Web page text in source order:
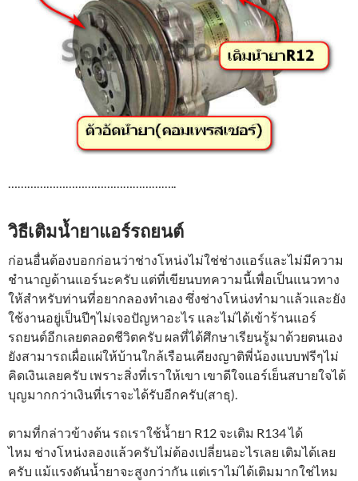
วิธีเติมน้ำยาแอร์รถยนต์
ก่อนอื่นต้องบอกก่อนว่าช่างโหน่งไม่ใช่ช่างแอร์และไม่มีความ
ชำนาญด้านแอร์นะครับ แต่ที่เขียนบทความนี้เพื่อเป็นแนวทาง
ให้สำหรับท่านที่อยากลองทำเอง ซึ่งช่างโหน่งทำมาแล้วและยัง
ใช้งานอยู่เป็นปีๆไม่เจอปัญหาอะไร และไม่ได้เข้าร้านแอร์
รถยนต์อีกเลยตลอดชีวิตครับ ผลที่ได้ศึกษาเรียนรู้มาด้วยตนเอง
ยังสามารถเผื่อแผ่ให้บ้านใกล้เรือนเคียงญาติพี่น้องแบบฟรีๆไม่
คิดเงินเลยครับ เพราะสิ่งที่เราให้เขา เขาดีใจแอร์เย็นสบายใจได้
บุญมากกว่าเงินที่เราจะได้รับอีกครับ(สาธุ).
ตามที่กล่าวข้างต้น รถเราใช้น้ำยา R12 จะเติม R134 ได้
ไหม ช่างโหน่งลองแล้วครับไม่ต้องเปลี่ยนอะไรเลย เติมได้เลย
ครับ แม้แรงดันน้ำยาจะสูงกว่ากัน แต่เราไม่ได้เติมมากใช่ไหม